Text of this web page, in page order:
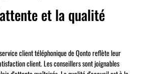
et la qualité
client téléphonique de Qonto reflète leur
client. Les conseillers sont joignables